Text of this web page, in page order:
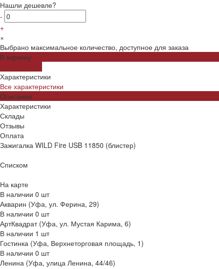
Нашли дешевле?
-
+
×
Выбрано максимальное количество, доступное для заказа
В корзину
Характеристики
Все характеристики
Описание
Характеристики
Склады
Отзывы
Оплата
Зажигалка WILD Fire USB 11850 (блистер)
Списком
На карте
В наличии 0 шт
Акварин (Уфа, ул. Ферина, 29)
В наличии 0 шт
АртКвадрат (Уфа, ул. Мустая Карима, 6)
В наличии 1 шт
Гостинка (Уфа, Верхнеторговая площадь, 1)
В наличии 0 шт
Ленина (Уфа, улица Ленина, 44/46)